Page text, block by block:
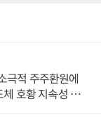
극적 주주환원에
호황 지속성 의